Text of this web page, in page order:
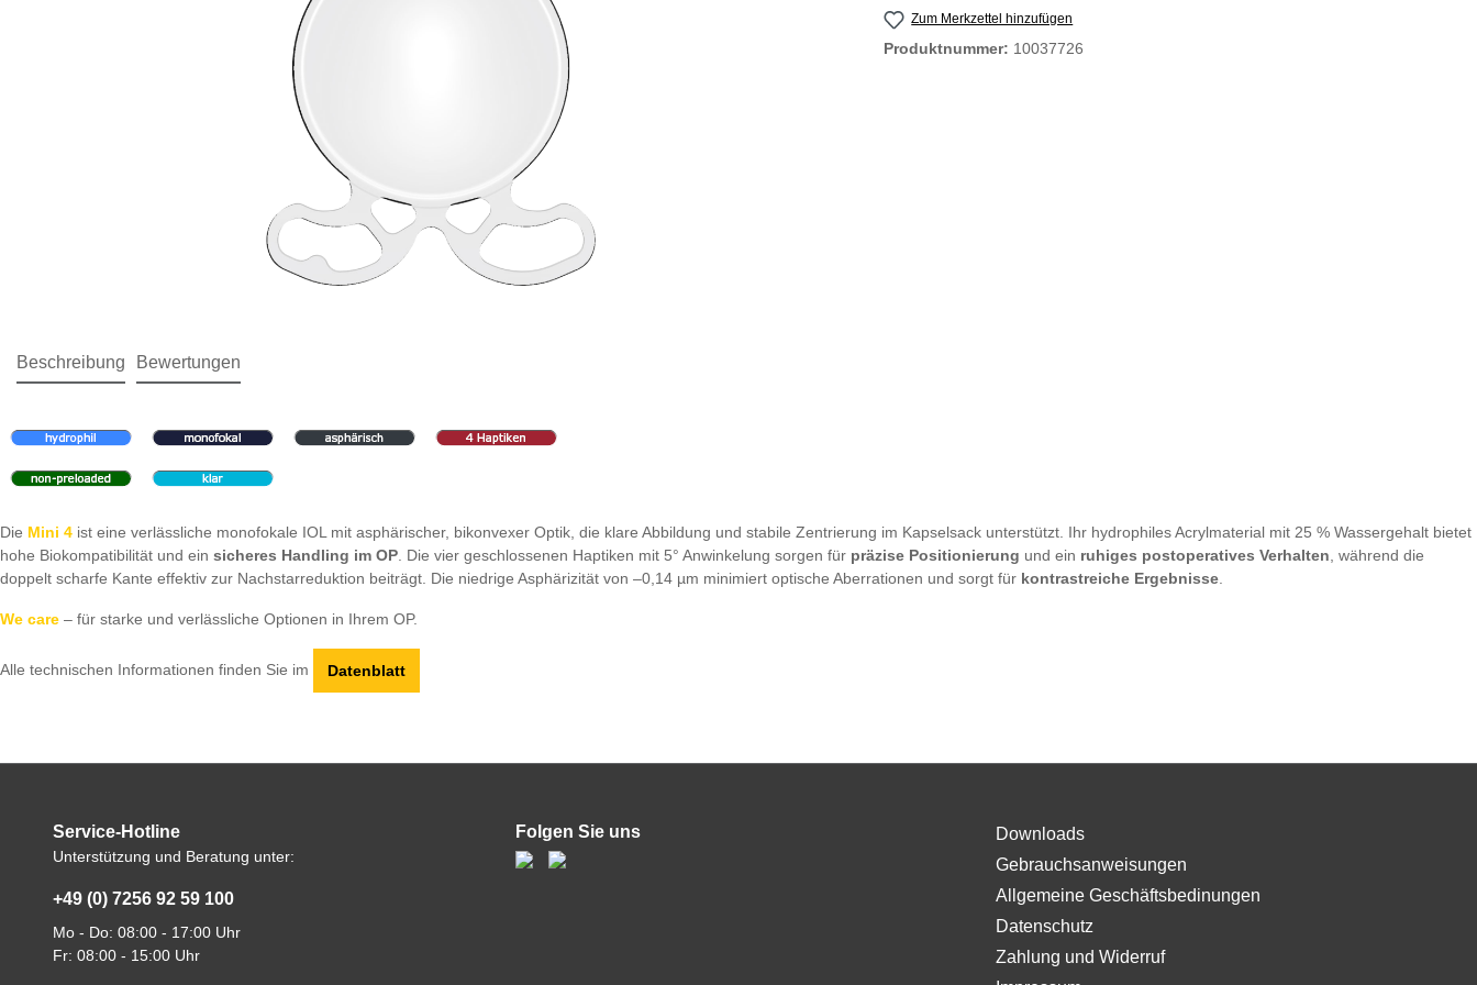
Zum Merkzettel hinzufügen
Produktnummer: 10037726
Beschreibung Bewertungen
Die Mini 4 ist eine verlässliche monofokale IOL mit asphärischer, bikonvexer Optik, die klare Abbildung und stabile Zentrierung im Kapselsack unterstützt. Ihr hydrophiles Acrylmaterial mit 25 % Wassergehalt bietet
hohe Biokompatibilität und ein sicheres Handling im OP. Die vier geschlossenen Haptiken mit 5° Anwinkelung sorgen für präzise Positionierung und ein ruhiges postoperatives Verhalten, während die
doppelt scharfe Kante effektiv zur Nachstarreduktion beiträgt. Die niedrige Asphärizität von –0,14 µm minimiert optische Aberrationen und sorgt für kontrastreiche Ergebnisse.
We care – für starke und verlässliche Optionen in Ihrem OP.
Alle technischen Informationen finden Sie im Datenblatt
Service-Hotline
Unterstützung und Beratung unter:
+49 (0) 7256 92 59 100
Mo - Do: 08:00 - 17:00 Uhr
Fr: 08:00 - 15:00 Uhr
Folgen Sie uns
Downloads
Gebrauchsanweisungen
Allgemeine Geschäftsbedinungen
Datenschutz
Zahlung und Widerruf